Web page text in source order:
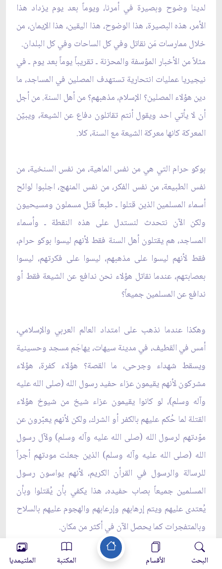
لدينا وضوح وبصيرة في أمرنا، ويوماً بعد يوم يزداد هذا
الأمر، هذه البصيرة، هذا الوضوح، هذا اليقين، هذا الإيمان، من
خلال ممارسات مَن نقاتل وفي كل الساحات وفي كل البلدان.
مثلاً من الأخبار المؤسفة والمحزنة ـ تقريباً يوماً بعد يوم ـ في
نيجيريا عمليات انتحارية تستهدف المصلين في المساجد، ما
دين هؤلاء المصلين؟ الإسلام، مذهبهم؟ من أهل السنة. من أجل
أن لا يأتي احد ويقول أنتم تقاتلون دفاع عن الشيعة، ويبيّن
المعركة كانها معركة الشيعة مع السنة، كلا.
بوكو حرام التي هي من نفس الماهية، من نفس السنخية، من
نفس الطبيعة، من نفس الفكر، من نفس المنهج، اجلبوا لوائح
أسماء المسلمين الذين قتلوا ـ طبعاً قتل مسملون ومسيحيون
ولكن الآن نتحدث لنستدل على هذه النقطة ـ وأسماء
المساجد، هم يقتلون أهل السنة فقط لأنهم ليسوا بوكو حرام،
فقط لأنهم ليسوا على مذهبهم، ليسوا على فكرتهم، ليسوا
بعصابتهم، عندما نقاتل هؤلاء نحن ندافع عن الشيعة فقط أو
ندافع عن المسلمين جميعاً؟
وهكذا عندما نذهب على امتداد العالم العربي والإسلامي،
أمس في القطيف، في مدينة سيهات، يهاجَم مسجد وحسينية
ويسقط شهداء وجرحى، ما القصة؟ هؤلاء كفرة، هؤلاء
مشركون لأنهم يقيمون عزاء حفيد رسول الله (صلى الله عليه
وآله وسلم)، لو كانوا يقيمون عزاء شيخ من شيوخ هؤلاء
القتلة لما حُكم عليهم بالكفر أو الشرك، ولكن لأنهم يعبّرون عن
موّدتهم لرسول الله (صلى الله عليه وآله وسلم) ولآل رسول
الله (صلى الله عليه وآله وسلم) الذين جعلت مودتهم أجراً
للرسالة والرسول في القرأن الكريم، لأنهم يواسون رسول
المسلمين جميعاً بصاب حفيده، هذا يكفي بأن يُقتلوا وبأن
يُعتدى عليهم ويتم إرهابهم وإرعابهم والهجوم عليهم بالسلاح
وبالمتفجرات كما يحصل الآن في أكثر من مكان.
هذه الأحداث التي تحصل أيها الإخوة والأخوات هذه تزيدنا
البحث الأقسام المكتبة الملتيمديا